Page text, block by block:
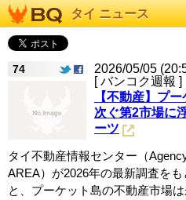
タイ ニュース
74
2026/05/05
[ バンコク週報 ]
【不動産】プ
次ぐ第2市場に
ーツ
タイ不動産情報センター（
AREA）が2026年の最新調査を
と、プーケット島の不動産市場